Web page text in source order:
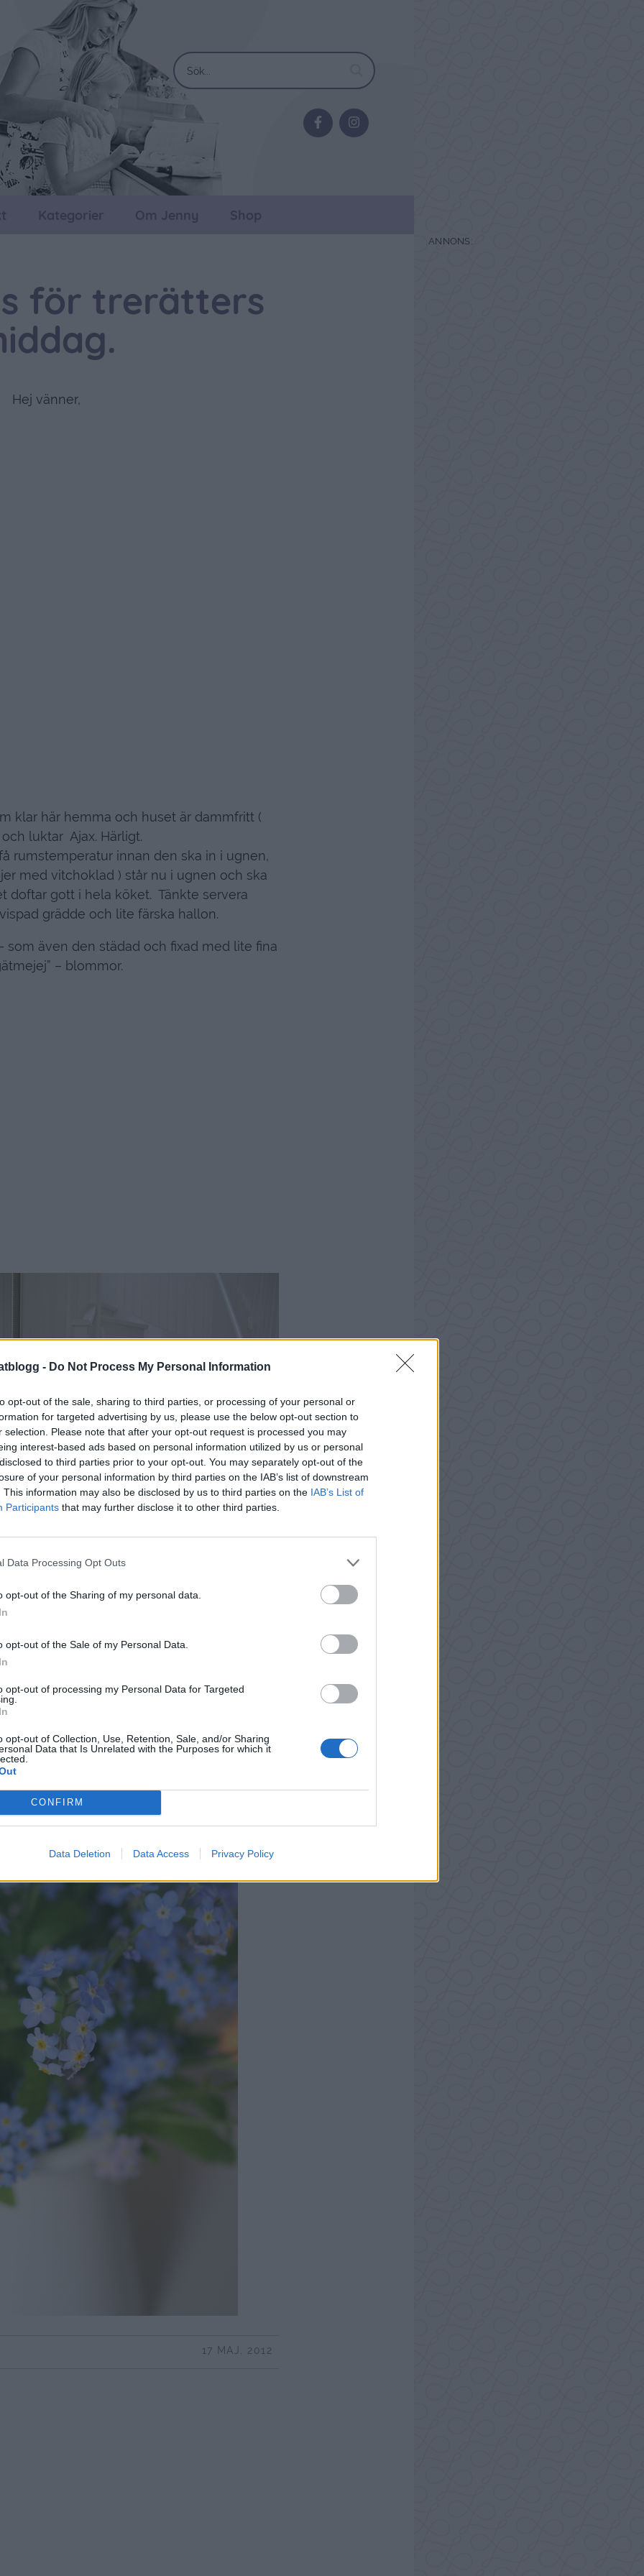
- Do Not Process My Personal Information
opt-out of the sale, sharing to third parties, or processing of your personal or
for targeted advertising by us, please use the below opt-out section to
selection. Please note that after your opt-out request is processed you may
interest-based ads based on personal information utilized by us or personal
to third parties prior to your opt-out. You may separately opt-out of the
of your personal information by third parties on the IAB’s list of downstream
This information may also be disclosed by us to third parties on the IAB’s List of
Participants that may further disclose it to other third parties.
Data Processing Opt Outs
opt-out of the Sharing of my personal data.
opt-out of the Sale of my Personal Data.
opt-out of processing my Personal Data for Targeted
opt-out of Collection, Use, Retention, Sale, and/or Sharing
Data that Is Unrelated with the Purposes for which it
CONFIRM
Data Deletion Data Access Privacy Policy
Kategorier Om Jenny Shop
för trerätters
Hej vänner,
klar här hemma och huset är dammfritt (
luktar Ajax. Härligt.
rumstemperatur innan den ska in i ugnen,
med vitchoklad ) står nu i ugnen och ska
doftar gott i hela köket. Tänkte servera
grädde och lite färska hallon.
som även den städad och fixad med lite fina
– blommor.
till hallen så vi plockade även in en
till köksbordet och dukning, På tal om
är jätteroligt att du tar dig tid att skriva en
* jag läser alla* ! 🙂
17 MAJ, 2012